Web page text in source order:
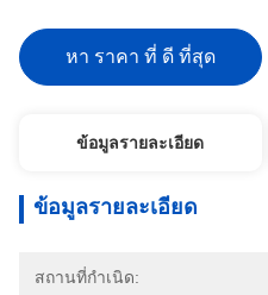
หา ราคา ที่ ดี ที่สุด
ข้อมูลรายละเอียด
ข้อมูลรายละเอียด
สถานที่กำเนิด: